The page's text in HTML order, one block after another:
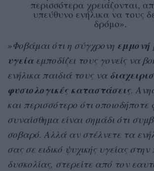
περισσότερα χρειάζονται,
υπεύθυνο ενήλικα να τους
δρόμο».
»Φοβάμαι ότι η σύγχρονη εμμονή
υγείαεμποδίζει τους γονείς να
ενήλικα παιδιά τους να
φυσιολογικές καταστάσεις.
και περισσότερο ότι οποιοδήποτε
συναίσθημα είναι σημάδι ότι
σοβαρό. Αλλά αν στέλνετε τα
σας σε ειδικό ψυχικής υγείας στην
δυσκολίας, στερείτε από τον